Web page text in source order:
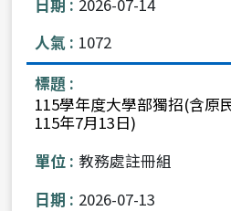
1072
115學年度大學部獨招(含原
115年7月13日)
教務處註冊組
2026-07-13